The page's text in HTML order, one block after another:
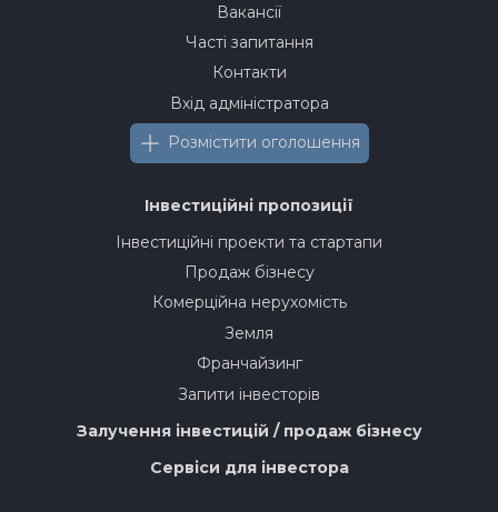
Вакансії
Часті запитання
Контакти
Вхід адміністратора
Розмістити оголошення
Інвестиційні пропозиції
Інвестиційні проекти та стартапи
Продаж бізнесу
Комерційна нерухомість
Земля
Франчайзинг
Запити інвесторів
Залучення інвестицій / продаж бізнесу
Сервіси для інвестора